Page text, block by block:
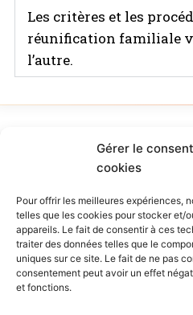
Gérer le
cookies
Pour offrir les meilleures expériences,
telles que les cookies pour stocker et/
appareils. Le fait de consentir à ces
traiter des données telles que le
uniques sur ce site. Le fait de ne pas
consentement peut avoir un effet
et fonctions.
Les critères et les
réunification familiale
l’autre.
© 2026 avocats-dgr
Mentions